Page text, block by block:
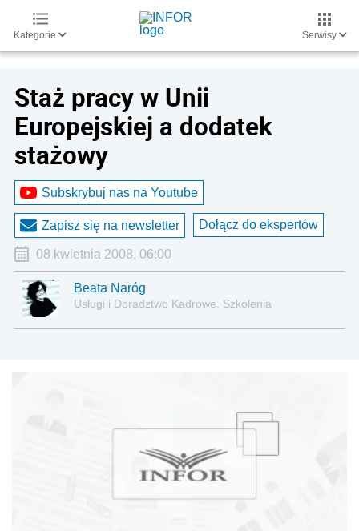
Kategorie Serwisy
Staż pracy w Unii
Europejskiej a dodatek
stażowy
Subskrybuj nas na Youtube
Zapisz się na newsletter Dołącz do ekspertów
08 kwietnia 2008, 06:00
Beata Naróg
Usługi i Doradztwo Kadrowe. Szkolenia